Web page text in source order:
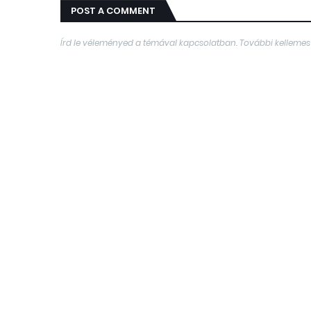
POST A COMMENT
Írd le véleményed a témával kapcsolatban. További